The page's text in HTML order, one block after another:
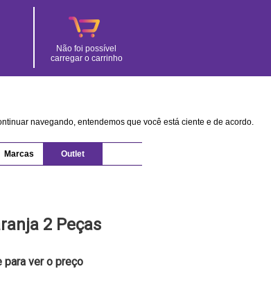
Não foi possível
carregar o carrinho
navegando, entendemos que você está ciente e de acordo.
Marcas Outlet
2 Peças
para ver o preço